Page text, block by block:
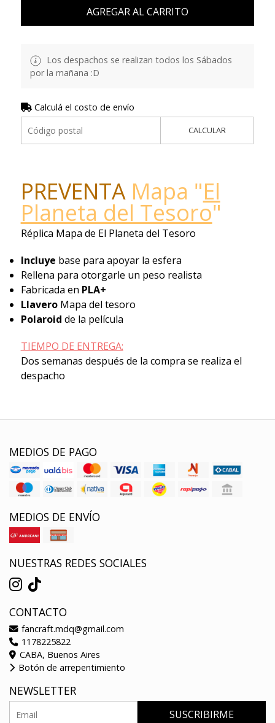
AGREGAR AL CARRITO
Los despachos se realizan todos los Sábados
por la mañana :D
Calculá el costo de envío
CALCULAR
PREVENTAMapa "El
Planeta del Tesoro"
Réplica Mapa de El Planeta del Tesoro
Incluye base para apoyar la esfera
Rellena para otorgarle un peso realista
Fabricada en PLA+
Llavero Mapa del tesoro
Polaroid de la película
TIEMPO DE ENTREGA:
Dos semanas después de la compra se realiza el
despacho
MEDIOS DE PAGO
MEDIOS DE ENVÍO
NUESTRAS REDES SOCIALES
CONTACTO
fancraft.mdq@gmail.com
1178225822
CABA, Buenos Aires
Botón de arrepentimiento
NEWSLETTER
SUSCRIBIRME